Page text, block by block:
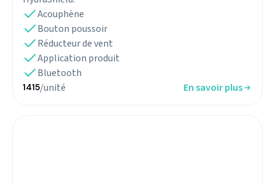
Acouphène
Bouton poussoir
Réducteur de vent
Application produit
Bluetooth
1415/unité En savoir plus